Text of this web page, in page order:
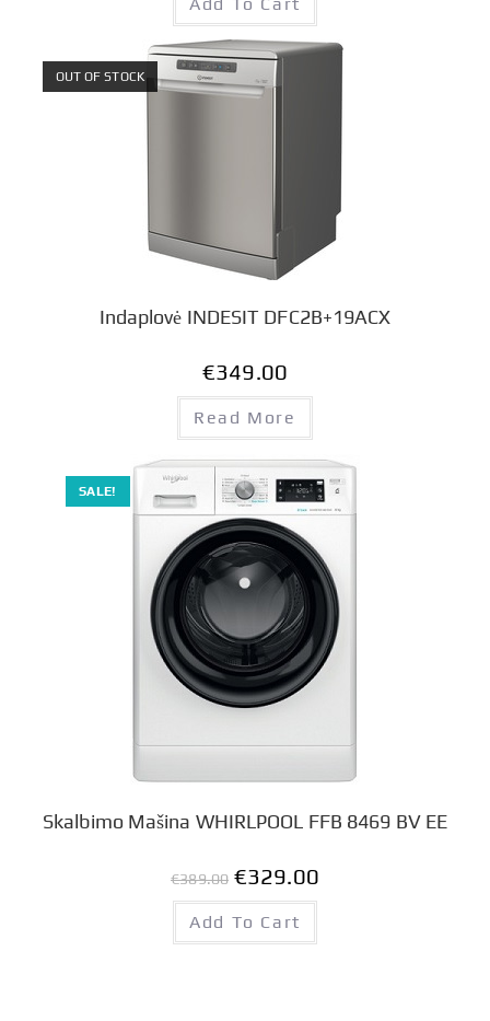
OUT OF STOCK
Indaplovė INDESIT DFC2B+19ACX
€349.00
Read More
SALE!
Skalbimo Mašina WHIRLPOOL FFB 8469 BV EE
€389.00 €329.00
Add To Cart